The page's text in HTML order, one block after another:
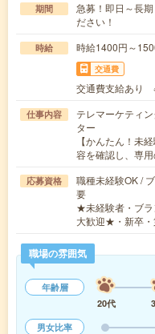
期間
急募！即日～長
ださい！
時給 時給1400円～
交通費
交通費支給あり
仕事内容
テレマーケティ
ター
【かんたん！未
容を確認し、専
応募資格
職種未経験OK /
要
★未経験者・ブラ
大歓迎★・新卒
職場の雰囲気
年齢層
20代
男女比率